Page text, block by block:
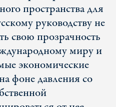
пространства для
руководству не
свою прозрачность
миру и
экономические
фоне давления со